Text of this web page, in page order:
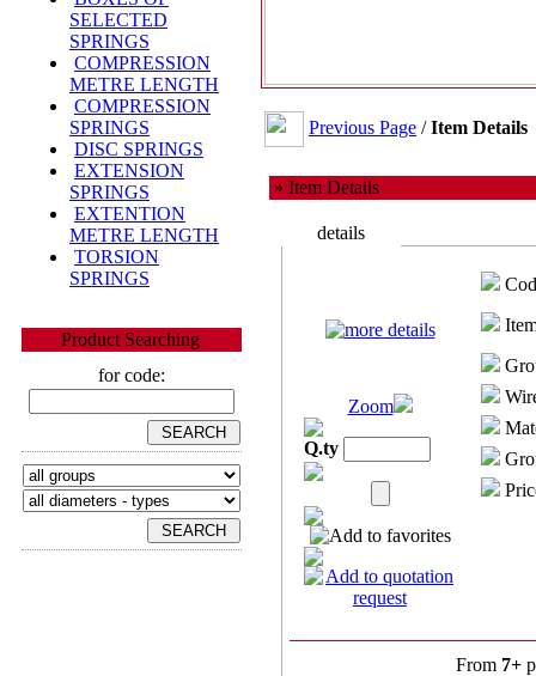
SELECTED
SPRINGS
COMPRESSION
METRE LENGTH
COMPRESSION
SPRINGS
DISC SPRINGS
EXTENSION
SPRINGS
EXTENTION
METRE LENGTH
TORSION
SPRINGS
Product Searching
for code:
Previous Page /Item Details
» Item Details
details
Zoom
Q.ty
From 7+